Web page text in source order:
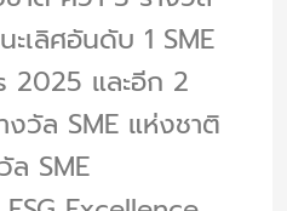
เลิศอันดับ 1 SME
2025 และอีก 2
วัล SME แห่งชาติ
ล SME